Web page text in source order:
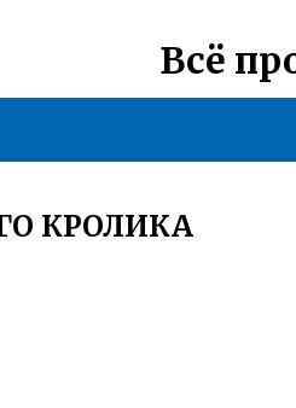
Всё
КРОЛИКА